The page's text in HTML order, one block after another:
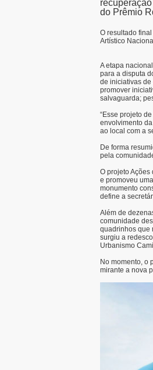
do Prêmio
O resultado
Artístico
A etapa
para a disputa
de iniciativas
promover
salvaguarda;
“Esse projeto
envolvimento
ao local com a
De forma
pela
O projeto
e promoveu
monumento
define a
Além de
comunidade
quadrinhos que
surgiu a
Urbanismo
No momento, o
mirante a nova